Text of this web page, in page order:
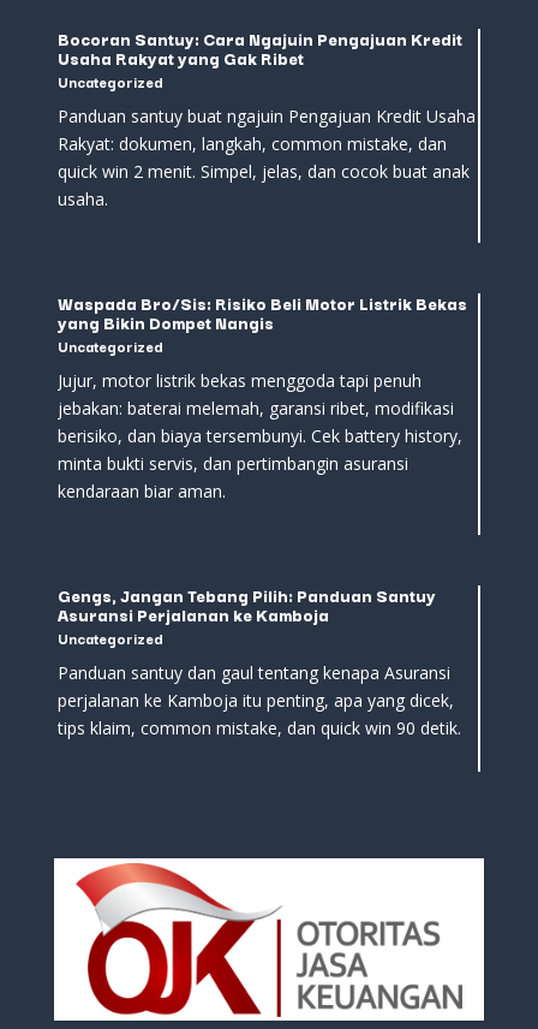
Bocoran Santuy: Cara Ngajuin Pengajuan Kredit
Usaha Rakyat yang Gak Ribet
Uncategorized
Panduan santuy buat ngajuin Pengajuan Kredit Usaha
Rakyat: dokumen, langkah, common mistake, dan
quick win 2 menit. Simpel, jelas, dan cocok buat anak
usaha.
Waspada Bro/Sis: Risiko Beli Motor Listrik Bekas
yang Bikin Dompet Nangis
Uncategorized
Jujur, motor listrik bekas menggoda tapi penuh
jebakan: baterai melemah, garansi ribet, modifikasi
berisiko, dan biaya tersembunyi. Cek battery history,
minta bukti servis, dan pertimbangin asuransi
kendaraan biar aman.
Gengs, Jangan Tebang Pilih: Panduan Santuy
Asuransi Perjalanan ke Kamboja
Uncategorized
Panduan santuy dan gaul tentang kenapa Asuransi
perjalanan ke Kamboja itu penting, apa yang dicek,
tips klaim, common mistake, dan quick win 90 detik.